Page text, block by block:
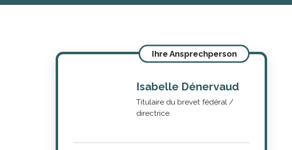
Ihre Ansprechperson
Isabelle Dénervaud
Titulaire du brevet fédéral /
directrice